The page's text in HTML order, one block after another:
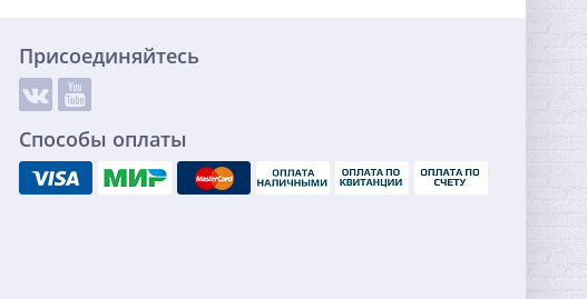
Присоединяйтесь
Способы оплаты